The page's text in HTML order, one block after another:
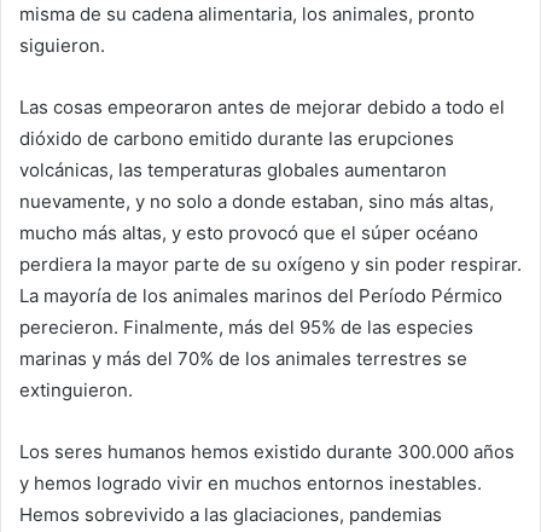
misma de su cadena alimentaria, los animales, pronto
siguieron.
Las cosas empeoraron antes de mejorar debido a todo el
dióxido de carbono emitido durante las erupciones
volcánicas, las temperaturas globales aumentaron
nuevamente, y no solo a donde estaban, sino más altas,
mucho más altas, y esto provocó que el súper océano
perdiera la mayor parte de su oxígeno y sin poder respirar.
La mayoría de los animales marinos del Período Pérmico
perecieron. Finalmente, más del 95% de las especies
marinas y más del 70% de los animales terrestres se
extinguieron.
Los seres humanos hemos existido durante 300.000 años
y hemos logrado vivir en muchos entornos inestables.
Hemos sobrevivido a las glaciaciones, pandemias